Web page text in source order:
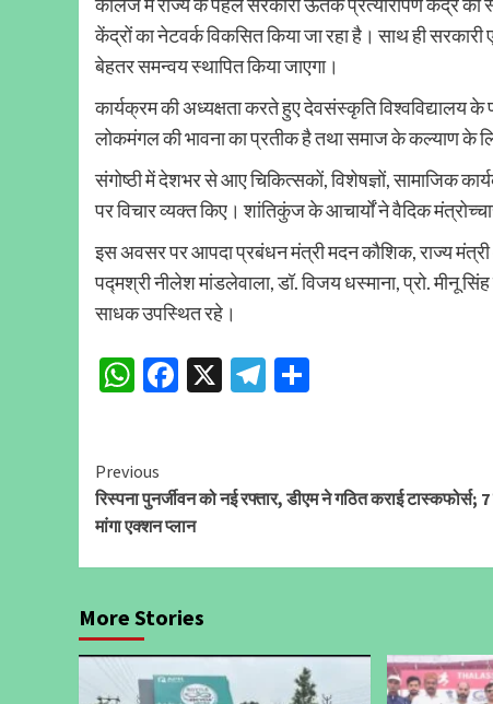
कॉलेज में राज्य के पहले सरकारी ऊतक प्रत्यारोपण केंद्र की
केंद्रों का नेटवर्क विकसित किया जा रहा है। साथ ही
बेहतर समन्वय स्थापित किया जाएगा।
कार्यक्रम की अध्यक्षता करते हुए देवसंस्कृति विश्वविद्यालय
लोकमंगल की भावना का प्रतीक है तथा समाज के कल्याण के
संगोष्ठी में देशभर से आए चिकित्सकों, विशेषज्ञों, सामाजिक
पर विचार व्यक्त किए। शांतिकुंज के आचार्यों ने वैदिक
इस अवसर पर आपदा प्रबंधन मंत्री मदन कौशिक, राज्य मंत्री
पद्मश्री नीलेश मांडलेवाला, डॉ. विजय धस्माना, प्रो. मीनू
साधक उपस्थित रहे।
WhatsApp
Facebook
X Telegram
Continue
Reading
Previous
रिस्पना पुनर्जीवन को नई रफ्तार, डीएम ने गठित कराई टास्कफोर्स; 7
मांगा एक्शन प्लान
More Stories